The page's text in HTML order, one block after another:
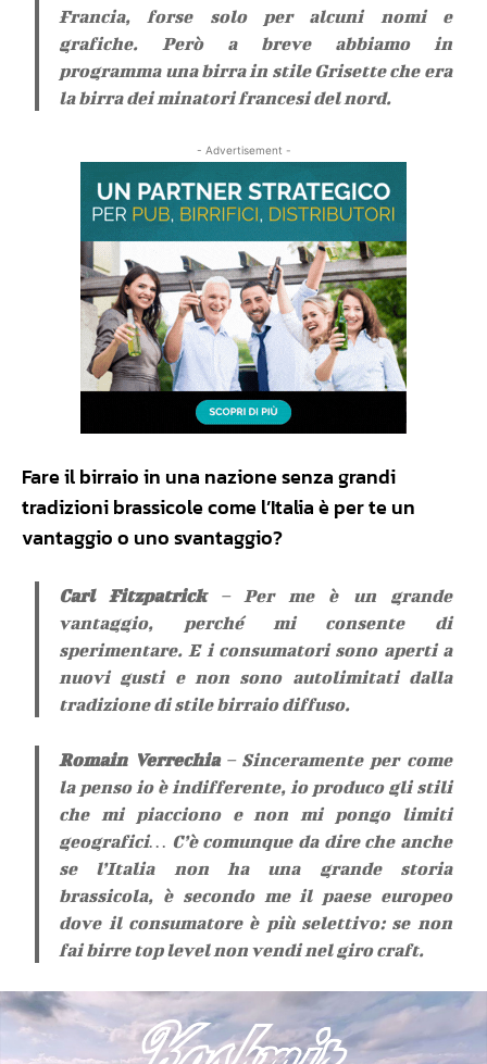
Francia, forse solo per alcuni nomi e
grafiche. Però a breve abbiamo in
programma una birra in stile Grisette che era
la birra dei minatori francesi del nord.
- Advertisement -
Fare il birraio in una nazione senza grandi
tradizioni brassicole come l’Italia è per te un
vantaggio o uno svantaggio?
Carl Fitzpatrick– Per me è un grande
vantaggio, perché mi consente di
sperimentare. E i consumatori sono aperti a
nuovi gusti e non sono autolimitati dalla
tradizione di stile birraio diffuso.
Romain Verrechia– Sinceramente per come
la penso io è indifferente, io produco gli stili
che mi piacciono e non mi pongo limiti
geografici… C’è comunque da dire che anche
se l’Italia non ha una grande storia
brassicola, è secondo me il paese europeo
dove il consumatore è più selettivo: se non
fai birre top level non vendi nel giro craft.